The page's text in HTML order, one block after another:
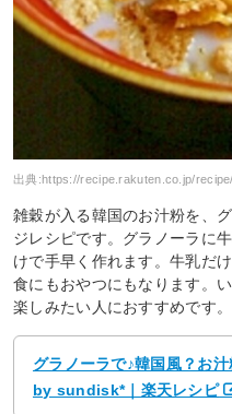
出典:https://recipe.rakuten.co.jp/
雑穀が入る韓国のお汁粉を、
ジレシピです。グラノーラに
けで手早く作れます。牛乳だ
食にもおやつにもなります。
楽しみたい人におすすめです。
グラノーラで♪韓国風？お
by sundisk*｜楽天レシピ